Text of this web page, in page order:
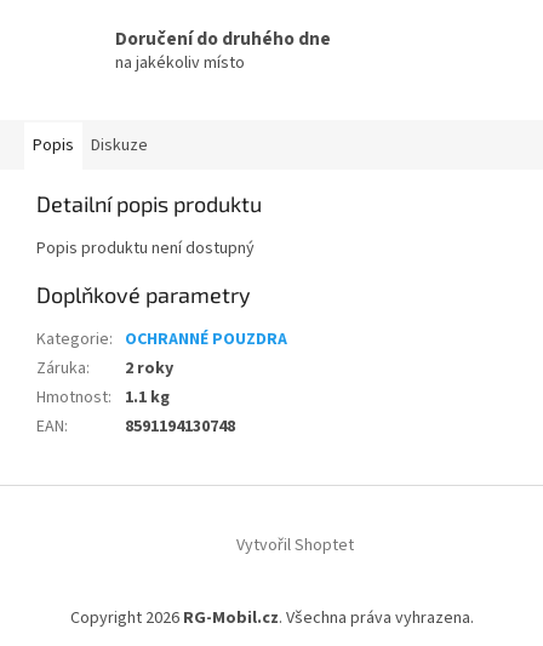
Doručení do druhého dne
na jakékoliv místo
Popis Diskuze
Detailní popis produktu
Popis produktu není dostupný
Doplňkové parametry
Kategorie: OCHRANNÉ POUZDRA
Záruka:
2 roky
Hmotnost:
1.1 kg
EAN: 8591194130748
Vytvořil Shoptet
Copyright 2026 RG-Mobil.cz. Všechna práva vyhrazena.